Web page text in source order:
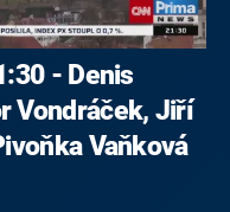
- Denis
Vondráček, Jiří
Vaňková